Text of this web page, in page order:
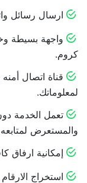
ارسال رسائل
واجهة بسيطة
كروم.
قناة اتصال
لمعلوماتك.
تعمل الخدمة
والمستعرض
إمكانية ارفاق
استخراج